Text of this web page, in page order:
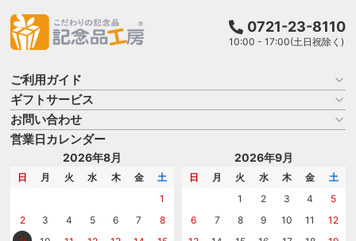
0721-23-8110
10:00 - 17:00(土日祝除く)
ご利用ガイド
お買い物ガイド
よくある質問
はじめての記念品選び
記念品工房の使い方
ギフトサービス
名入れについて
のし
メッセージカード
お問い合わせ
商品選びを相談する
名入れについて相談する
カタログを請求する
営業日カレンダー
2026年8月
日 月 火 水 木 金
土
1
2
3 4 5 6 7
8
2026年9月
日 月 火 水 木 金
土
1
2 3 4
5
6
7 8 9 10 11
12